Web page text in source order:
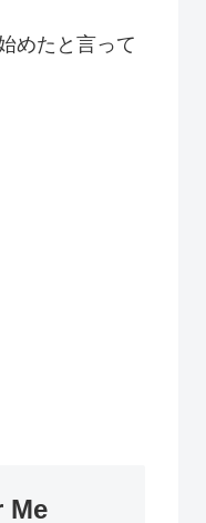
めたと言って
Me